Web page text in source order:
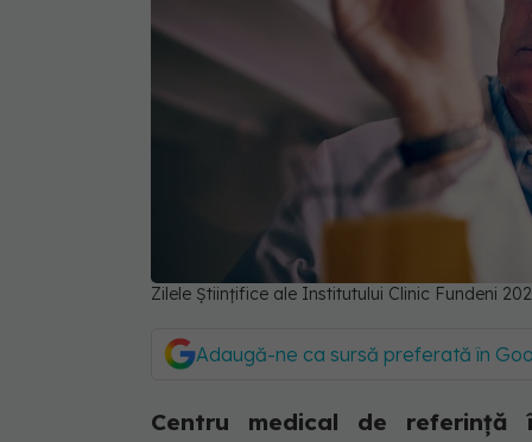
Zilele Științifice ale Institutului Clinic Fundeni
Adaugă-ne ca sursă preferată în
Centru medical de referință